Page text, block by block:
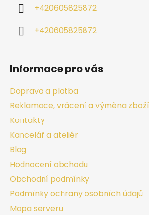
+420605825872
+420605825872
Informace pro vás
Doprava a platba
Reklamace, vrácení a výměna zboží
Kontakty
Kancelář a ateliér
Blog
Hodnocení obchodu
Obchodní podmínky
Podmínky ochrany osobních údajů
Mapa serveru